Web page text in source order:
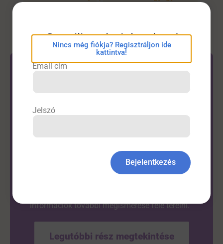
Látta már?
orvostársadalom számára hazai és
nemzetközi cikkek rövid összefoglalása. A
információk további megismerése felé terelni.
Legutóbbi rész megtekintése
eConsilium bejelentkezés
Nincs még fiókja? Regisztráljon ide
kattintva!
Email cím
Jelszó
Bejelentkezés